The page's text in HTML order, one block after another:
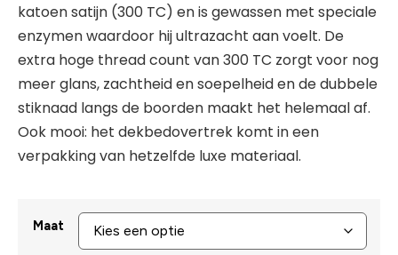
katoen satijn (300 TC) en is gewassen met speciale
enzymen waardoor hij ultrazacht aan voelt. De
extra hoge thread count van 300 TC zorgt voor nog
meer glans, zachtheid en soepelheid en de dubbele
stiknaad langs de boorden maakt het helemaal af.
Ook mooi: het dekbedovertrek komt in een
verpakking van hetzelfde luxe materiaal.
Maat